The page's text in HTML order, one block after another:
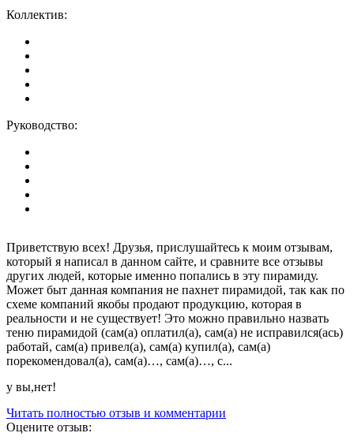
Коллектив:
Руководство:
Приветствую всех! Друзья, прислушайтесь к моим отзывам,
который я написал в данном сайте, и сравните все отзывы
других людей, которые именно попались в эту пирамиду.
Может быт данная компания не пахнет пирамидой, так как по
схеме компаний якобы продают продукцию, которая в
реальности и не существует! Это можно правильно назвать
теню пирамидой (сам(а) оплатил(а), сам(а) не исправился(ась)
работай, сам(а) привел(а), сам(а) купил(а), сам(а)
порекомендовал(а), сам(а)…, сам(а)…, с...
у вы,нет!
Читать полностью отзыв и комментарии
Оцените отзыв: